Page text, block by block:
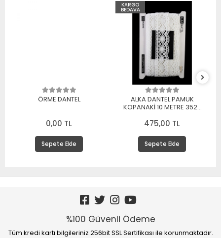
ÖRME DANTEL
0,00 TL
Sepete Ekle
KARGO
BEDAVA
ALKA DANTEL PAMUK
KOPANAKİ 10 METRE 3520
475,00 TL
Sepete Ekle
%100 Güvenli Ödeme
Tüm kredi kartı bilgileriniz 256bit SSL Sertifikası ile korunmaktadır.